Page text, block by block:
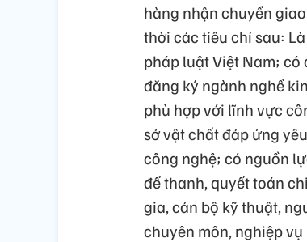
hàng nhận chuyển
thời các tiêu chí sau:
pháp luật Việt Nam;
đăng ký ngành nghề
phù hợp với lĩnh vực
sở vật chất đáp ứng
công nghệ; có nguồn
để thanh, quyết toán
gia, cán bộ kỹ thuật,
chuyên môn, nghiệp